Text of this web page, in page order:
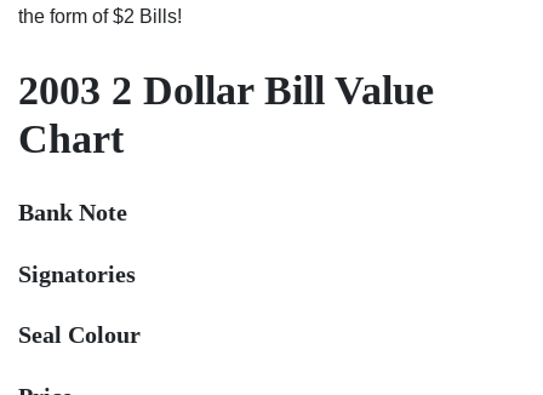
the form of $2 Bills!
2003 2 Dollar Bill Value
Chart
Bank Note
Signatories
Seal Colour